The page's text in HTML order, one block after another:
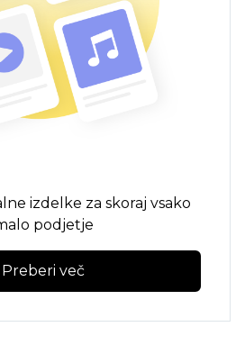
izdelke za skoraj vsako
podjetje
Preberi več